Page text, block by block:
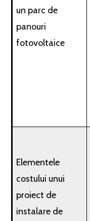
un parc de
panouri
fotovoltaice
Elementele
costului unui
proiect de
instalare de